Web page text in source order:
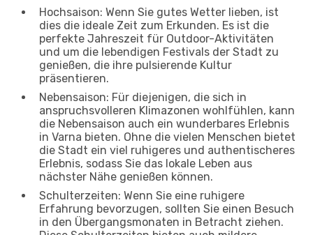
Hochsaison: Wenn Sie gutes Wetter lieben, ist
dies die ideale Zeit zum Erkunden. Es ist die
perfekte Jahreszeit für Outdoor-Aktivitäten
und um die lebendigen Festivals der Stadt zu
genießen, die ihre pulsierende Kultur
präsentieren.
Nebensaison: Für diejenigen, die sich in
anspruchsvolleren Klimazonen wohlfühlen, kann
die Nebensaison auch ein wunderbares Erlebnis
in Varna bieten. Ohne die vielen Menschen bietet
die Stadt ein viel ruhigeres und authentischeres
Erlebnis, sodass Sie das lokale Leben aus
nächster Nähe genießen können.
Schulterzeiten: Wenn Sie eine ruhigere
Erfahrung bevorzugen, sollten Sie einen Besuch
in den Übergangsmonaten in Betracht ziehen.